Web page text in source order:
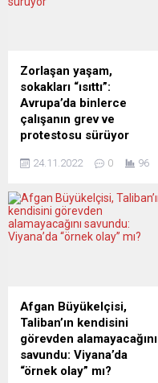
Zorlaşan yaşam,
sokakları “ısıttı”:
Avrupa’da binlerce
çalışanın grev ve
protestosu sürüyor
çalışanlar, maaş artış talebi
çıkarken Almanya’da
sendikalar enflasyon altında
ücret artışlarını kabul etmek
fiyatlarının etkisiyle artan
yaşam maliyetleri, grev ve
protestoları beraberinde
getirmeye devam ediyor.
Avrupa’da sendikalar, tarihi
24.11.2022 0 96
Afgan Büyükelçisi,
Taliban’ın kendisini
görevden alamayacağını
savundu: Viyana’da
“örnek olay” mı?